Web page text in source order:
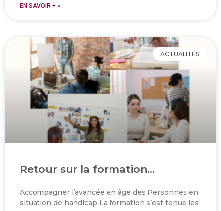
EN SAVOIR + »
ACTUALITÉS
Retour sur la formation…
Accompagner l’avancée en âge des Personnes en
situation de handicap La formation s’est tenue les